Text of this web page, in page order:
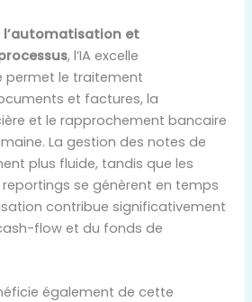
l’automatisation et
, l’IA excelle
permet le traitement
et factures, la
et le rapprochement bancaire
La gestion des notes de
plus fluide, tandis que les
se génèrent en temps
contribue significativement
flow et du fonds de
également de cette